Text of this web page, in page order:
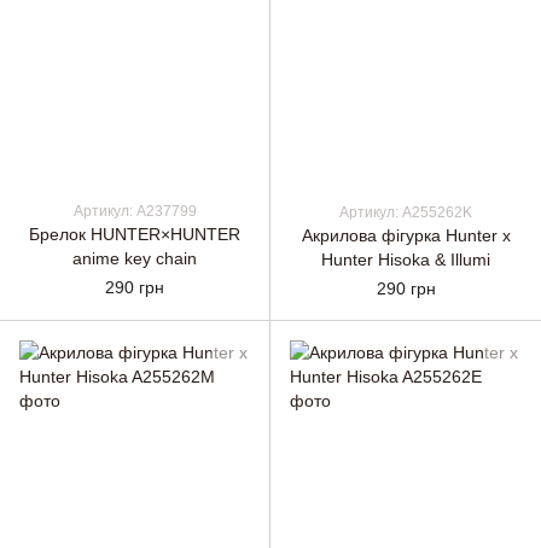
Артикул: A237799
Брелок HUNTER×HUNTER
anime key chain
290 грн
Артикул: A255262K
Акрилова фігурка Hunter x
Hunter Hisoka & Illumi
290 грн